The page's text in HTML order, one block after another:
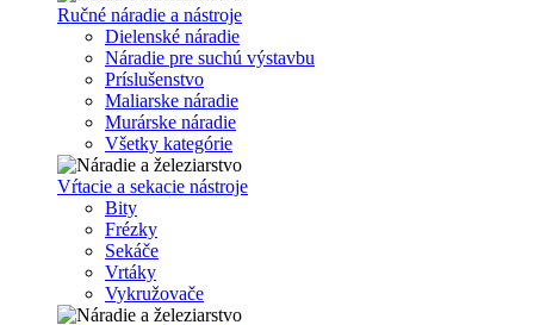
Ručné náradie a nástroje
Dielenské náradie
Náradie pre suchú výstavbu
Príslušenstvo
Maliarske náradie
Murárske náradie
Všetky kategórie
Vŕtacie a sekacie nástroje
Bity
Frézky
Sekáče
Vrtáky
Vykružovače